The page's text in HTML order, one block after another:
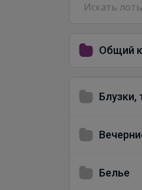
Общий
Блузки,
Белье